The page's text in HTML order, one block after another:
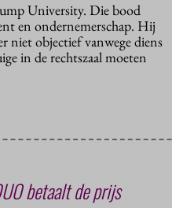
University. Die bood
en ondernemerschap. Hij
niet objectief vanwege diens
in de rechtszaal moeten
betaalt de prijs